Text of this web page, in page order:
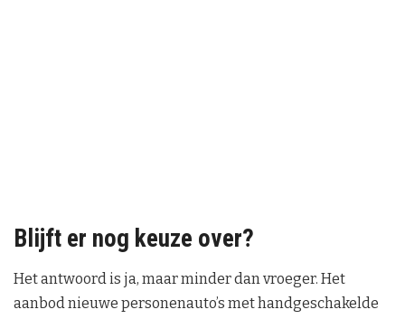
Blijft er nog keuze over?
Het antwoord is ja, maar minder dan vroeger. Het
aanbod nieuwe personenauto’s met handgeschakelde